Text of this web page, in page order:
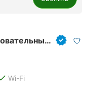
Smart Вулик, сеть детских образовательных учреждений
Wi-Fi